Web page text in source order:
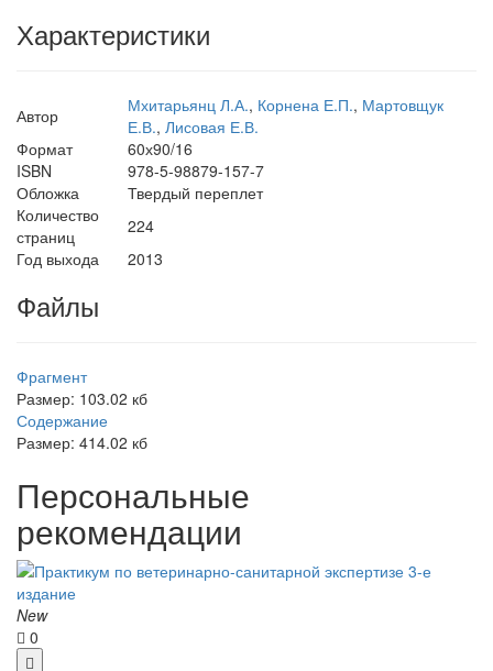
Характеристики
Автор Мхитарьянц Л.А., Корнена Е.П., Мартовщук
Е.В., Лисовая Е.В.
Формат
60х90/16
ISBN
978-5-98879-157-7
Обложка
Твердый переплет
Количество
страниц
224
Год выхода
2013
Файлы
Фрагмент
Размер: 103.02 кб
Содержание
Размер: 414.02 кб
Персональные
рекомендации
New
0